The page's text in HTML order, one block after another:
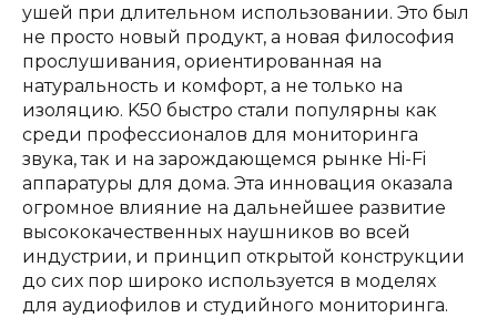
ушей при длительном использовании. Это был
не просто новый продукт, а новая философия
прослушивания, ориентированная на
натуральность и комфорт, а не только на
изоляцию. K50 быстро стали популярны как
среди профессионалов для мониторинга
звука, так и на зарождающемся рынке Hi-Fi
аппаратуры для дома. Эта инновация оказала
огромное влияние на дальнейшее развитие
высококачественных наушников во всей
индустрии, и принцип открытой конструкции
до сих пор широко используется в моделях
для аудиофилов и студийного мониторинга.